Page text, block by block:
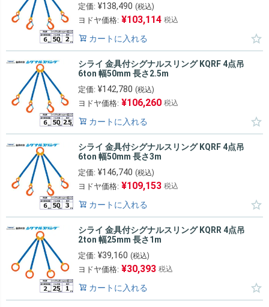
定価: ¥138,490 (税込)
ヨドヤ価格: ¥103,114 税込
カートに入れる
シライ 金具付シグナルスリング KQRF 4点吊
6ton 幅50mm 長さ2.5m
定価: ¥142,780 (税込)
ヨドヤ価格: ¥106,260 税込
カートに入れる
シライ 金具付シグナルスリング KQRF 4点吊
6ton 幅50mm 長さ3m
定価: ¥146,740 (税込)
ヨドヤ価格: ¥109,153 税込
カートに入れる
シライ 金具付シグナルスリング KQRR 4点吊
2ton 幅25mm 長さ1m
定価: ¥39,160 (税込)
ヨドヤ価格: ¥30,393 税込
カートに入れる